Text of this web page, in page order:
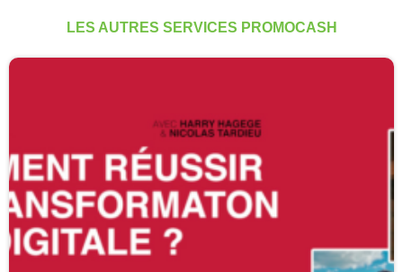
LES AUTRES SERVICES PROMOCASH